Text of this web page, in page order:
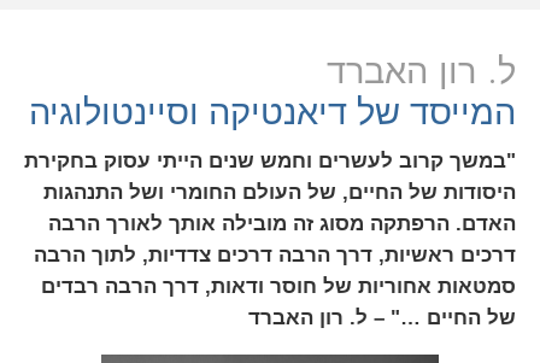
ל. רון האברד
המייסד של דיאנטיקה וסיינטולוגיה
"במשך קרוב לעשרים וחמש שנים הייתי עסוק בחקירת
היסודות של החיים, של העולם החומרי ושל התנהגות
האדם. הרפתקה מסוג זה מובילה אותך לאורך הרבה
דרכים ראשיות, דרך הרבה דרכים צדדיות, לתוך הרבה
סמטאות אחוריות של חוסר ודאות, דרך הרבה רבדים
של החיים …" – ל. רון האברד